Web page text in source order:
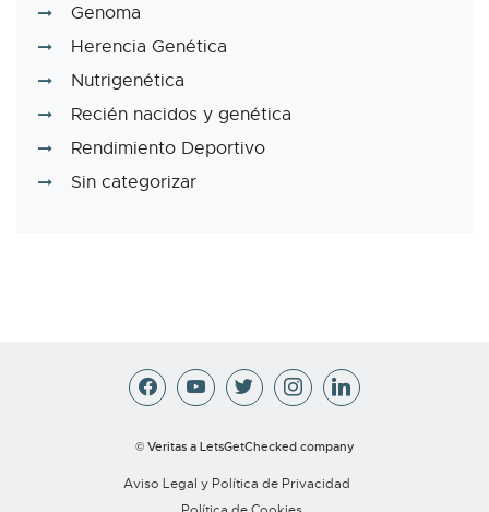
Genoma
Herencia Genética
Nutrigenética
Recién nacidos y genética
Rendimiento Deportivo
Sin categorizar
© Veritas a LetsGetChecked company
Aviso Legal y Política de Privacidad